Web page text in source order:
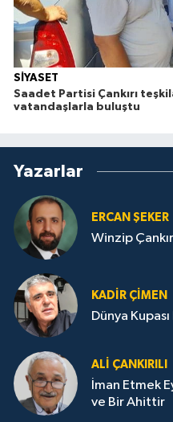
SİYASET
Saadet Partisi Çankırı
vatandaşlarla buluştu
Yazarlar
ERCAN ŞEKER
Winzip
KADIR ÇIMEN
Dünya Kupası
ALI ÇANKIRILI
İman Etmek
ve Bir Ahittir